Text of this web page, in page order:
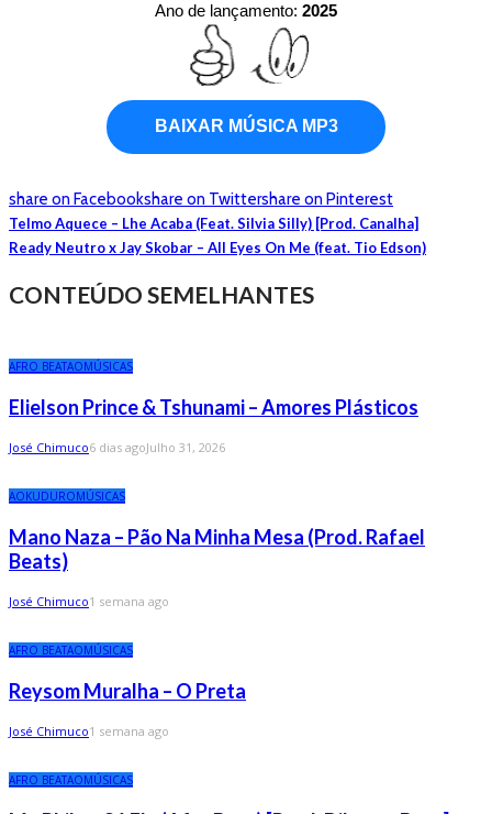
Ano de lançamento: 2025
BAIXAR MÚSICA MP3
share on Facebookshare on Twittershare on Pinterest
Telmo Aquece – Lhe Acaba (Feat. Silvia Silly) [Prod. Canalha]
Ready Neutro x Jay Skobar – All Eyes On Me (feat. Tio Edson)
CONTEÚDO SEMELHANTES
AFRO BEATAOMÚSICAS
Elielson Prince & Tshunami – Amores Plásticos
José Chimuco6 dias agoJulho 31, 2026
AOKUDUROMÚSICAS
Mano Naza – Pão Na Minha Mesa (Prod. Rafael
Beats)
José Chimuco1 semana ago
AFRO BEATAOMÚSICAS
Reysom Muralha – O Preta
José Chimuco1 semana ago
AFRO BEATAOMÚSICAS